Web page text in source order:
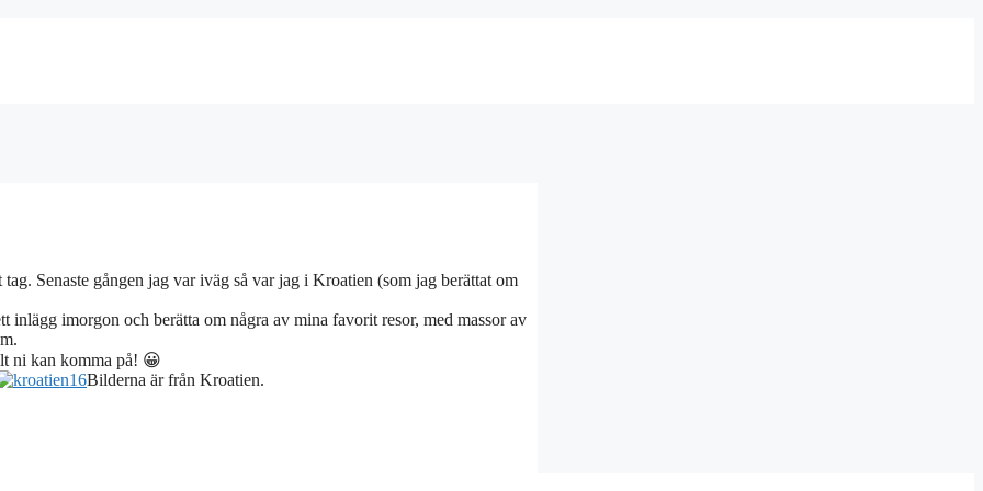
Senaste gången jag var iväg så var jag i Kroatien (som jag berättat om
imorgon och berätta om några av mina favorit resor, med massor av
ni kan komma på! 😀
Bilderna är från Kroatien.